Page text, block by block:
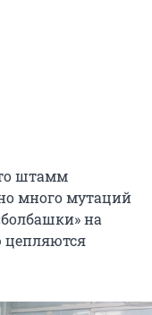
штамм
много мутаций
на
цепляются